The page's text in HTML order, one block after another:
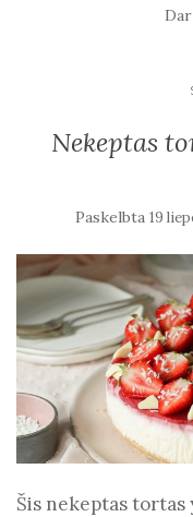
Nekeptas
Paskelbta 19
Šis nekeptas